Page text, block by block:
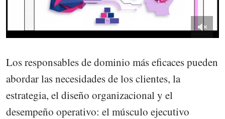
Los responsables de dominio más eficaces pueden
abordar las necesidades de los clientes, la
estrategia, el diseño organizacional y el
desempeño operativo: el músculo ejecutivo